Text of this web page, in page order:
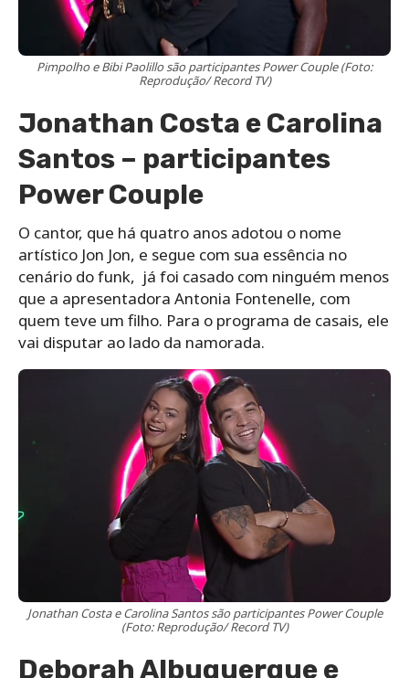
Pimpolho e Bibi Paolillo são participantes Power Couple (Foto:
Reprodução/ Record TV)
Jonathan Costa e Carolina
Santos – participantes
Power Couple
O cantor, que há quatro anos adotou o nome
artístico Jon Jon, e segue com sua essência no
cenário do funk, já foi casado com ninguém menos
que a apresentadora Antonia Fontenelle, com
quem teve um filho. Para o programa de casais, ele
vai disputar ao lado da namorada.
Jonathan Costa e Carolina Santos são participantes Power Couple
(Foto: Reprodução/ Record TV)
Deborah Albuquerque e